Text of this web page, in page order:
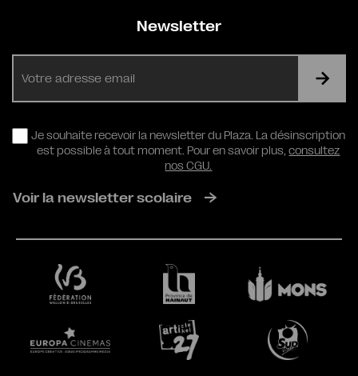
Newsletter
RGPD
Je souhaite recevoir la newsletter du Plaza. La désinscription
est possible à tout moment. Pour en savoir plus,consultez
nos CGU.
Voir la newsletter scolaire